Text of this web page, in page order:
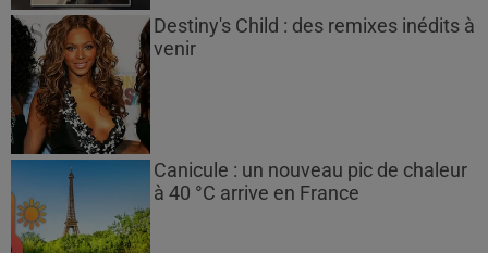
Destiny's Child : des remixes inédits à
venir
Canicule : un nouveau pic de chaleur
à 40 °C arrive en France